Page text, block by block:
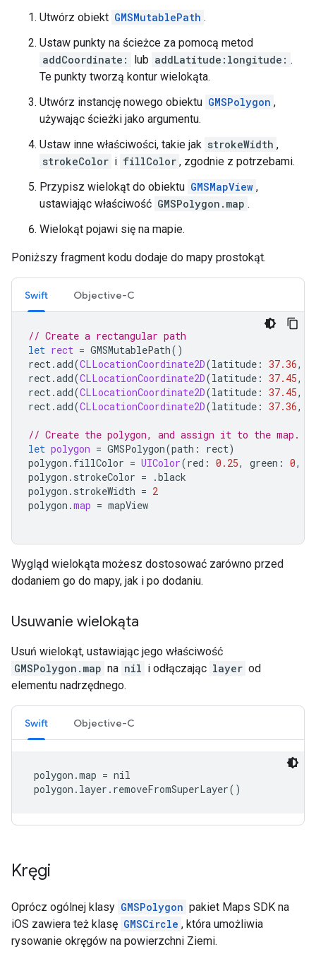
Utwórz obiekt GMSMutablePath .
Ustaw punkty na ścieżce za pomocą metod
addCoordinate:
lub addLatitude:longitude: .
Te punkty tworzą kontur wielokąta.
Utwórz instancję nowego obiektu GMSPolygon ,
używając ścieżki jako argumentu.
Ustaw inne właściwości, takie jak strokeWidth ,
strokeColor i fillColor , zgodnie z potrzebami.
Przypisz wielokąt do obiektu GMSMapView ,
ustawiając właściwość GMSPolygon.map .
Wielokąt pojawi się na mapie.
Poniższy fragment kodu dodaje do mapy prostokąt.
Swift Objective-C
// Create a rectangular path
let rect = GMSMutablePath()
rect.add(CLLocationCoordinate2D(latitude : 37.36,
rect.add(CLLocationCoordinate2D(latitude : 37.45,
rect.add(CLLocationCoordinate2D(latitude : 37.45,
rect.add(CLLocationCoordinate2D(latitude : 37.36,
// Create the polygon, and assign it to the map.
let polygon = GMSPolygon(path : rect)
polygon . fillColor = UIColor(red : 0.25, green : 0,
polygon . strokeColor = .black
polygon . strokeWidth = 2
polygon .map = mapView
Wygląd wielokąta możesz dostosować zarówno przed
dodaniem go do mapy, jak i po dodaniu.
Usuwanie wielokąta
Usuń wielokąt, ustawiając jego właściwość
GMSPolygon.map na nil i odłączając layer od
elementu nadrzędnego.
Swift Objective-C
polygon.map = nil
polygon.layer.removeFromSuperLayer()
Kręgi
Oprócz ogólnej klasy GMSPolygon pakiet Maps SDK na
iOS zawiera też klasę GMSCircle , która umożliwia
rysowanie okręgów na powierzchni Ziemi.